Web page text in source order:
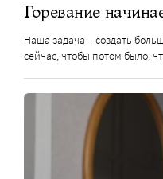
Горевание
Наша задача – создать
сейчас, чтобы потом было,